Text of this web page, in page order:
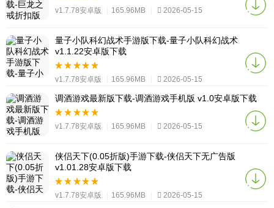
v1.7.78安卓版 165.96MB 2026-05-15
量子小队科幻战术手游版下载-量子小队科幻战术
v1.1.22安卓版下载
v1.7.78安卓版 165.96MB 2026-05-15
调酒游戏最新版下载-调酒游戏手机版 v1.0安卓版下载
v1.7.78安卓版 165.96MB 2026-05-15
侠侣天下(0.05折版)手游下载-侠侣天下无广告版
v1.01.28安卓版下载
v1.7.78安卓版 165.96MB 2026-05-15